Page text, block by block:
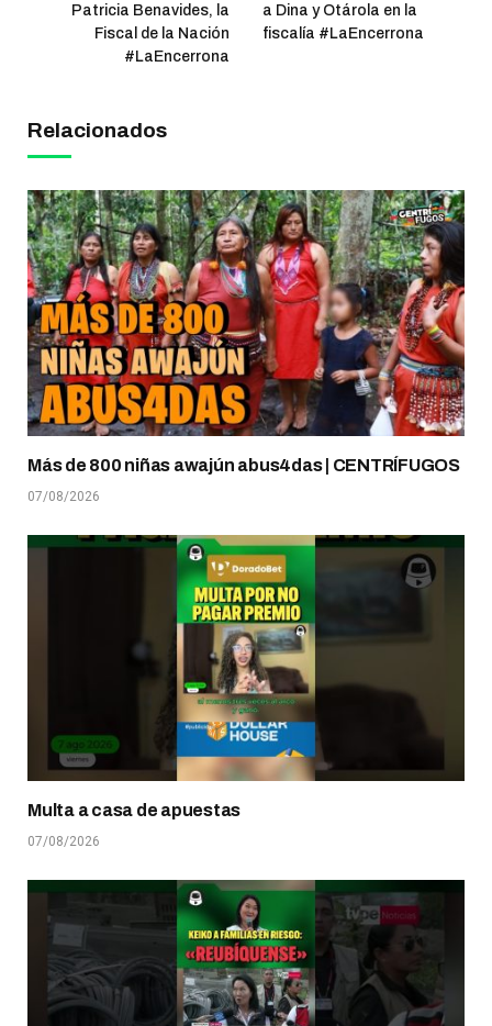
Patricia Benavides, la
Fiscal de la Nación
#LaEncerrona
a Dina y Otárola en la
fiscalía #LaEncerrona
Relacionados
Más de 800 niñas awajún abus4das | CENTRÍFUGOS
07/08/2026
Multa a casa de apuestas
07/08/2026